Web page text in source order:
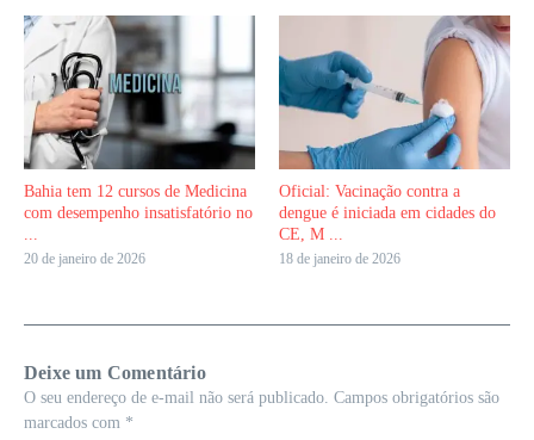
Bahia tem 12 cursos de Medicina
com desempenho insatisfatório no
...
20 de janeiro de 2026
Oficial: Vacinação contra a
dengue é iniciada em cidades do
CE, M ...
18 de janeiro de 2026
Deixe um Comentário
O seu endereço de e-mail não será publicado. Campos obrigatórios são
marcados com *